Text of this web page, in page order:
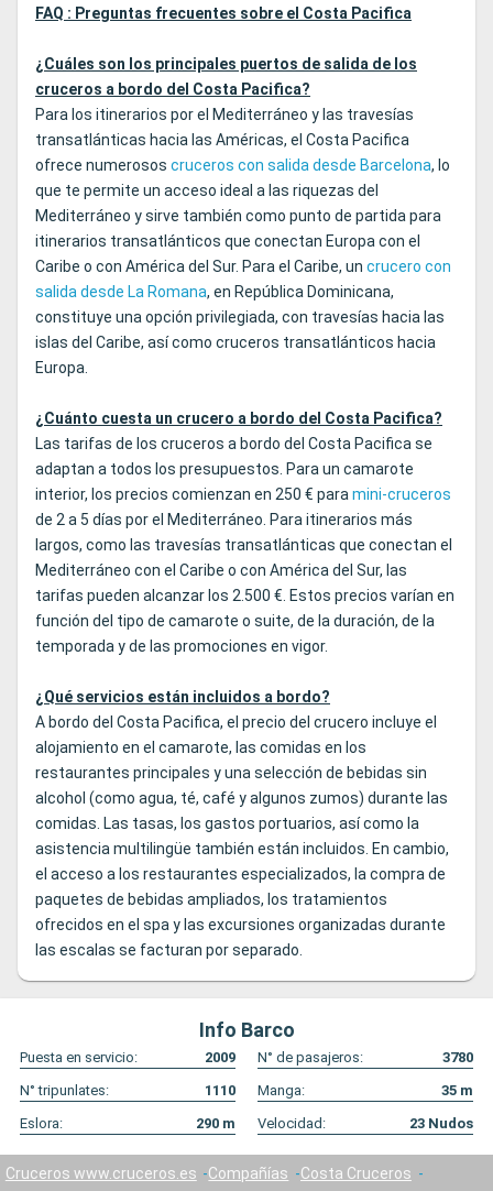
FAQ : Preguntas frecuentes sobre el Costa Pacifica
¿Cuáles son los principales puertos de salida de los
cruceros a bordo del Costa Pacifica?
Para los itinerarios por el Mediterráneo y las travesías
transatlánticas hacia las Américas, el Costa Pacifica
ofrece numerosos cruceros con salida desde Barcelona, lo
que te permite un acceso ideal a las riquezas del
Mediterráneo y sirve también como punto de partida para
itinerarios transatlánticos que conectan Europa con el
Caribe o con América del Sur. Para el Caribe, un crucero con
salida desde La Romana, en República Dominicana,
constituye una opción privilegiada, con travesías hacia las
islas del Caribe, así como cruceros transatlánticos hacia
Europa.
¿Cuánto cuesta un crucero a bordo del Costa Pacifica?
Las tarifas de los cruceros a bordo del Costa Pacifica se
adaptan a todos los presupuestos. Para un camarote
interior, los precios comienzan en 250 € paramini-cruceros
de 2 a 5 días por el Mediterráneo. Para itinerarios más
largos, como las travesías transatlánticas que conectan el
Mediterráneo con el Caribe o con América del Sur, las
tarifas pueden alcanzar los 2.500 €. Estos precios varían en
función del tipo de camarote o suite, de la duración, de la
temporada y de las promociones en vigor.
¿Qué servicios están incluidos a bordo?
A bordo del Costa Pacifica, el precio del crucero incluye el
alojamiento en el camarote, las comidas en los
restaurantes principales y una selección de bebidas sin
alcohol (como agua, té, café y algunos zumos) durante las
comidas. Las tasas, los gastos portuarios, así como la
asistencia multilingüe también están incluidos. En cambio,
el acceso a los restaurantes especializados, la compra de
paquetes de bebidas ampliados, los tratamientos
ofrecidos en el spa y las excursiones organizadas durante
las escalas se facturan por separado.
Info Barco
Puesta en servicio: 2009 N° de pasajeros:
3780
N° tripunlates:
1110 Manga: 35 m
Eslora:
290 m Velocidad: 23 Nudos
Cruceros www.cruceros.es Compañías Costa Cruceros